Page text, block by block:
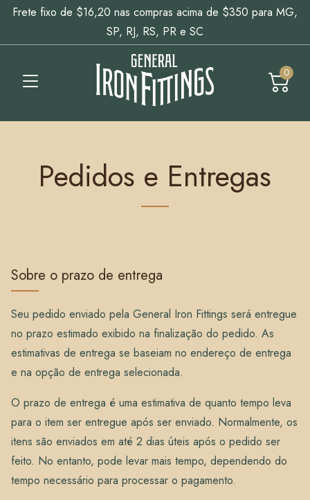
Frete fixo de $16,20 nas compras acima de $350 para MG,
SP, RJ, RS, PR e SC
0
Pedidos e Entregas
Sobre o prazo de entrega
Seu pedido enviado pela General Iron Fittings será entregue
no prazo estimado exibido na finalização do pedido. As
estimativas de entrega se baseiam no endereço de entrega
e na opção de entrega selecionada.
O prazo de entrega é uma estimativa de quanto tempo leva
para o item ser entregue após ser enviado. Normalmente, os
itens são enviados em até 2 dias úteis após o pedido ser
feito. No entanto, pode levar mais tempo, dependendo do
tempo necessário para processar o pagamento.